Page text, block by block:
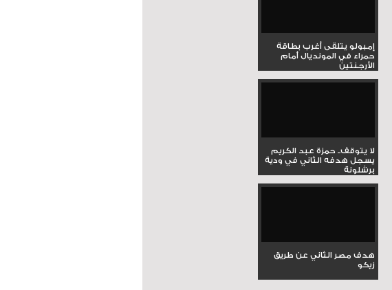
إمبولو يتلقى أغرب بطاقة
حمراء في المونديال أمام
الأرجنتين
لا يتوقف.. حمزة عبد الكريم
يسجل هدفه الثاني في ودية
برشلونة
هدف مصر الثاني عن طريق
زيكو